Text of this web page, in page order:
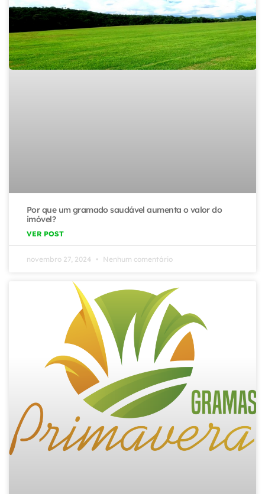
Por que um gramado saudável aumenta o valor do
imóvel?
VER POST
novembro 27, 2024 Nenhum comentário